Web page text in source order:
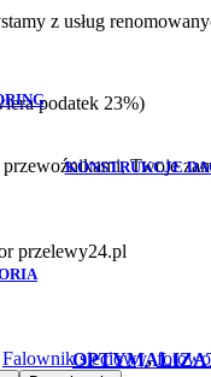
KONSTRUKCJE
z usług
podatek 23%)
Twoje
przelewy24.pl
Falownik sieciowy,